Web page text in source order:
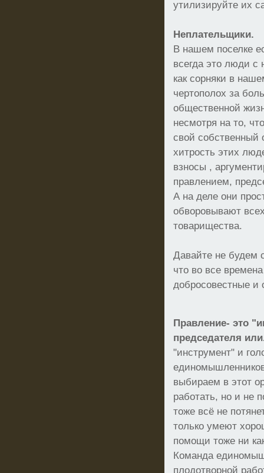
утилизируйте их
Неплательщики.
В нашем поселке
всегда это люди
как сорняки в
чертополох за
общественной
несмотря на то,
свой собственный
хитрость этих
взносы ,
правлением,
А на деле они
обворовывают
товарищества.
Давайте не будем
что во все
добросовестные
Правление- это
председателя
"инструмент" и
выбираем в этот
работать, но и не
тоже всё не
только умеют
помощи тоже ни
Команда
плодотворной